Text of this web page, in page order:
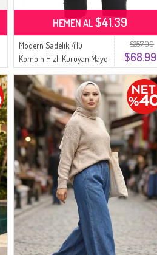
$257.00
$68.99
Modern Sadelik 4’lü
Kombin Hızlı Kuruyan Mayo
Takımı 2509-01 Siyah
HEMEN AL$41.39